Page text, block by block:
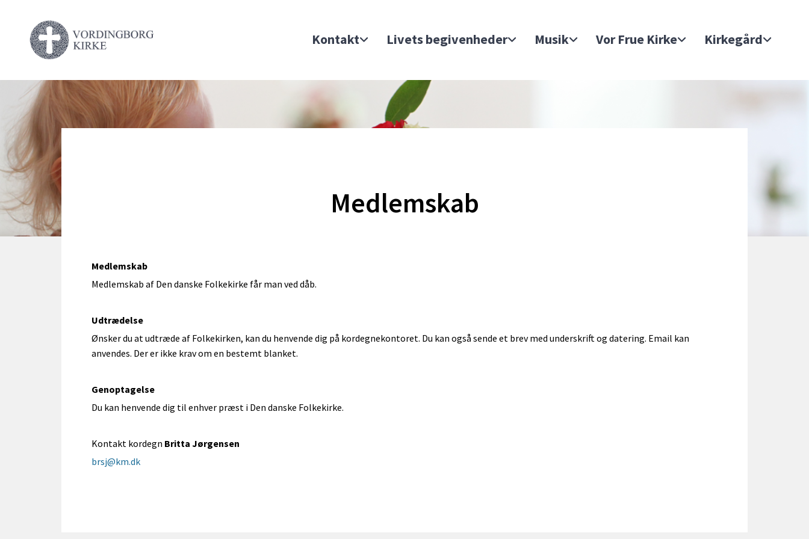
Kontakt Livets begivenheder Musik Vor Frue Kirke Kirkegård
Medlemskab
Medlemskab
Medlemskab af Den danske Folkekirke får man ved dåb.
Udtrædelse
Ønsker du at udtræde af Folkekirken, kan du henvende dig på kordegnekontoret. Du kan også sende et brev med underskrift og datering. Email kan
anvendes. Der er ikke krav om en bestemt blanket.
Genoptagelse
Du kan henvende dig til enhver præst i Den danske Folkekirke.
Kontakt kordegn Britta Jørgensen
brsj@km.dk